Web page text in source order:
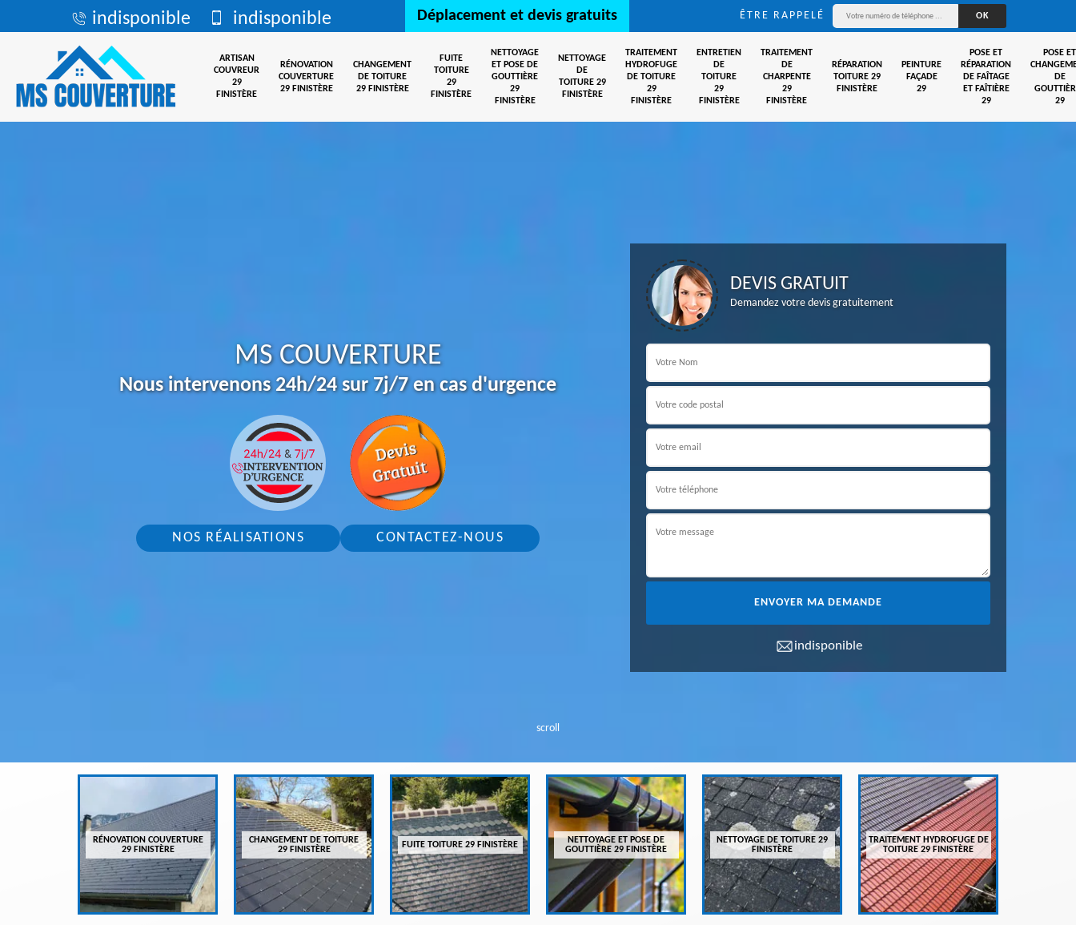
indisponible indisponible Déplacement et devis gratuits ÊTRE RAPPELÉ
ARTISAN
COUVREUR
29
FINISTÈRE
RÉNOVATION
COUVERTURE
29 FINISTÈRE
CHANGEMENT
DE TOITURE
29 FINISTÈRE
FUITE
TOITURE
29
FINISTÈRE
NETTOYAGE
ET POSE DE
GOUTTIÈRE
29
FINISTÈRE
NETTOYAGE
DE
TOITURE 29
FINISTÈRE
TRAITEMENT
HYDROFUGE
DE TOITURE
29
FINISTÈRE
ENTRETIEN
DE
TOITURE
29
FINISTÈRE
TRAITEMENT
DE
CHARPENTE
29
FINISTÈRE
RÉPARATION
TOITURE 29
FINISTÈRE
PEINTURE
FAÇADE
29
POSE ET
RÉPARATION
DE FAÎTAGE
ET FAÎTIÈRE
29
POSE ET
DE
29
scroll
MS COUVERTURE
Nous intervenons 24h/24 sur 7j/7 en cas d'urgence
NOS RÉALISATIONS CONTACTEZ-NOUS
DEVIS GRATUIT
Demandez votre devis gratuitement
indisponible
RÉNOVATION COUVERTURE
29 FINISTÈRE
CHANGEMENT DE TOITURE
29 FINISTÈRE
FUITE TOITURE 29 FINISTÈRE
NETTOYAGE ET POSE DE
GOUTTIÈRE 29 FINISTÈRE
NETTOYAGE DE TOITURE 29
FINISTÈRE
TRAITEMENT HYDROFUGE DE
TOITURE 29 FINISTÈRE